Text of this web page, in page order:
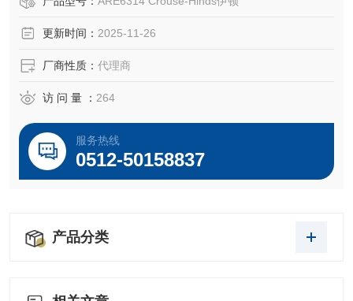
更新时间： 2025-11-26
厂商性质： 代理商
访 问 量 ： 264
服务热线
0512-50158837
产品分类